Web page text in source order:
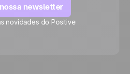
newsletter
novidades do Positive